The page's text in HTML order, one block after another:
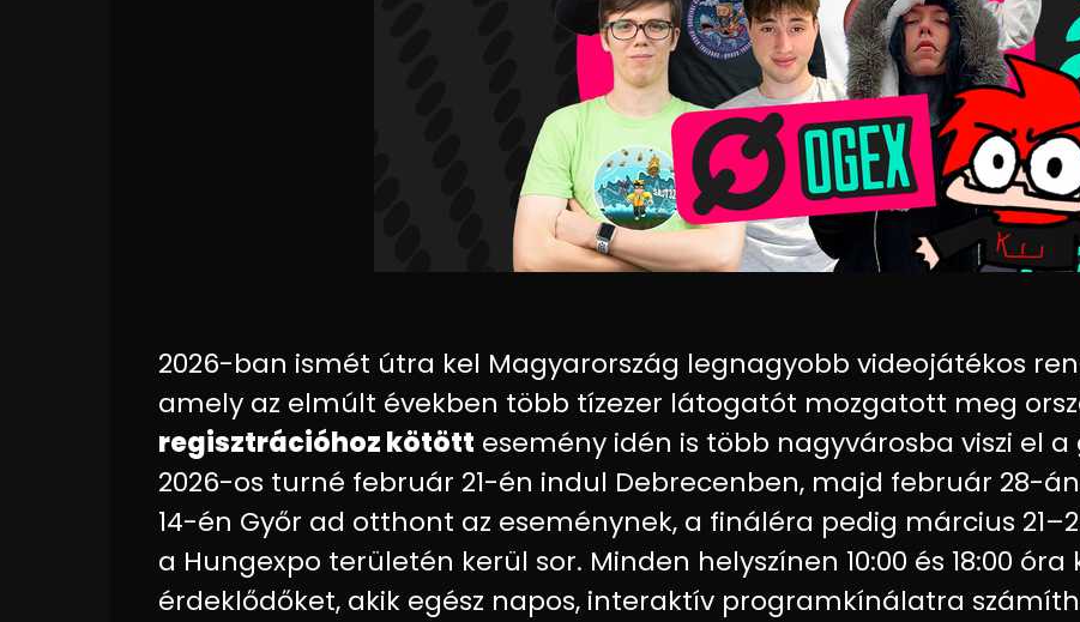
2026-ban ismét útra kel Magyarország legnagyobb videojátékos
amely az elmúlt években több tízezer látogatót mozgatott meg
regisztrációhoz kötött esemény idén is több nagyvárosba viszi el
2026-os turné február 21-én indul Debrecenben, majd február 28-án
14-én Győr ad otthont az eseménynek, a fináléra pedig március
a Hungexpo területén kerül sor. Minden helyszínen 10:00 és 18:00
érdeklődőket, akik egész napos, interaktív programkínálatra